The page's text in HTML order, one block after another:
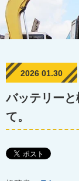
2026 01.30
バッテリー
て。